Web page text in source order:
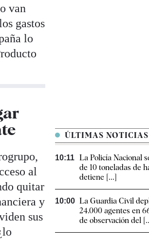
van
gastos
lo
al
quitar
y
sus
ÚLTIMAS NOTICIAS
10:11 La Policía Nacional
de 10 toneladas de
detiene [...]
10:00 La Guardia Civil
24.000 agentes en
de observación del